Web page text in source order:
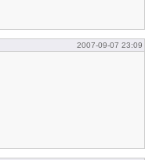
2007-09-07 23:09